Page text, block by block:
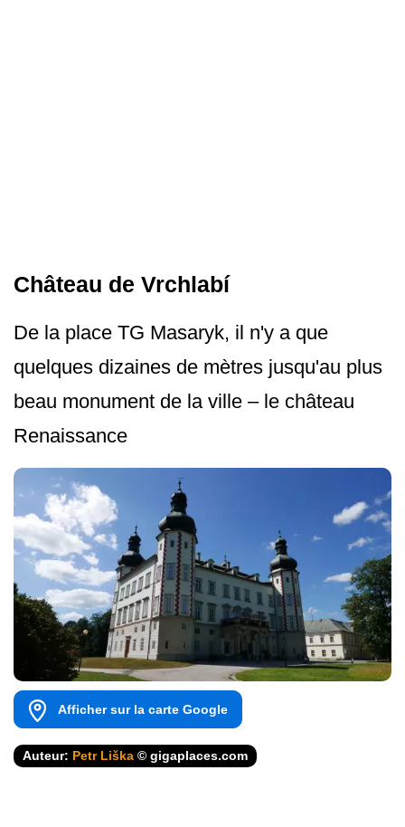
Château de Vrchlabí
De la place TG Masaryk, il n'y a que
quelques dizaines de mètres jusqu'au plus
beau monument de la ville – le château
Renaissance
Afficher sur la carte Google
Auteur: Petr Liška © gigaplaces.com